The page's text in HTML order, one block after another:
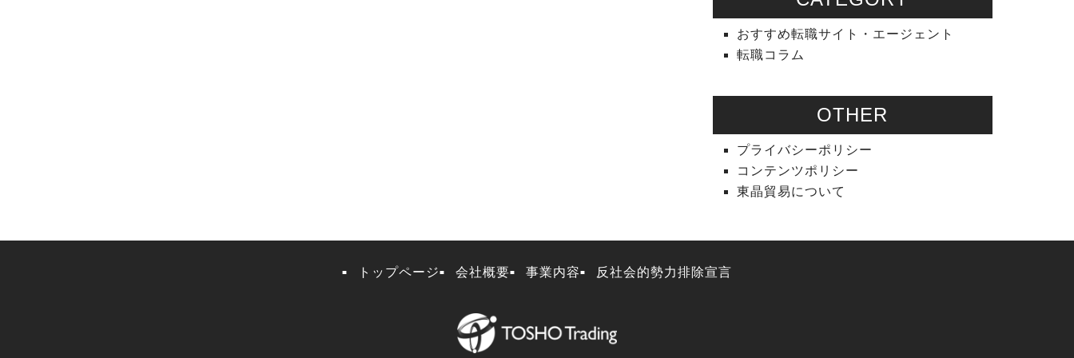
おすすめ転職サイト・エージェント
転職コラム
OTHER
プライバシーポリシー
コンテンツポリシー
東晶貿易について
トップページ 会社概要 事業内容 反社会的勢力排除宣言